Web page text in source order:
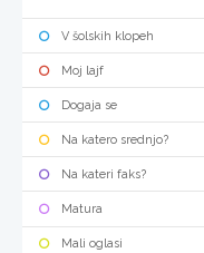
V šolskih klopeh
Moj lajf
Dogaja se
Na katero srednjo?
Na kateri faks?
Matura
Mali oglasi